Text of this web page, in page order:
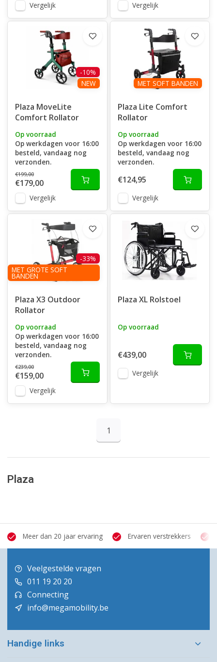
Vergelijk Vergelijk
-10%
NEW
Plaza MoveLite
Comfort Rollator
Op voorraad
Op werkdagen voor 16:00
besteld, vandaag nog
verzonden.
€199,00
€179,00
Vergelijk
MET SOFT BANDEN
Plaza Lite Comfort
Rollator
Op voorraad
Op werkdagen voor 16:00
besteld, vandaag nog
verzonden.
€124,95
Vergelijk
-33%
MET GROTE SOFT
BANDEN
Plaza X3 Outdoor
Rollator
Op voorraad
Op werkdagen voor 16:00
besteld, vandaag nog
verzonden.
€239,00
€159,00
Vergelijk
Plaza XL Rolstoel
Op voorraad
€439,00
Vergelijk
1
Plaza
Meer dan 20 jaar ervaring Ervaren verstrekkers
Veelgestelde vragen
011 19 20 20
Connecting
info@megamobility.be
Handige links